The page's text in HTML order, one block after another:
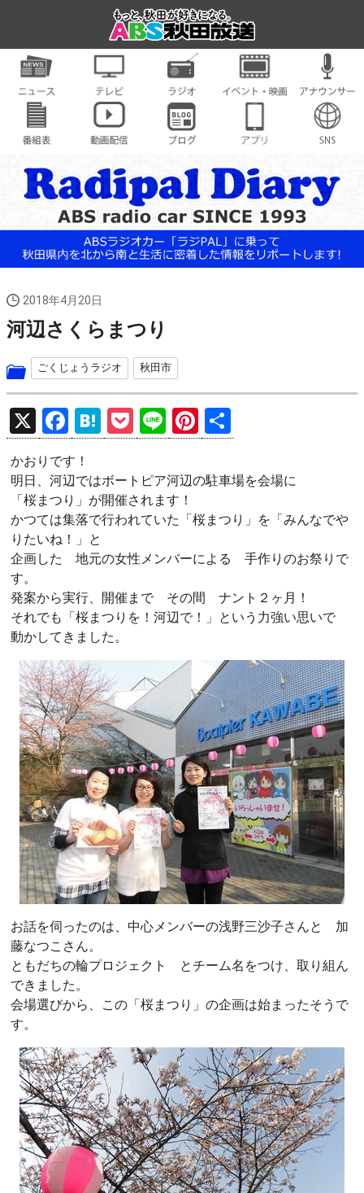
2018年4月20日
河辺さくらまつり
ごくじょうラジオ 秋田市
X
F
a
ce
b
o
o
H
at
e
n
a
P
o
ck
et
Li
n
e
Pi
nt
er
t
有
かおりです！
明日、河辺ではボートピア河辺の駐車場を会場に
「桜まつり」が開催されます！
かつては集落で行われていた「桜まつり」を「みんなでや
りたいね！」と
企画した 地元の女性メンバーによる 手作りのお祭りで
す。
発案から実行、開催まで その間 ナント２ヶ月！
それでも「桜まつりを！河辺で！」という力強い思いで
動かしてきました。
お話を伺ったのは、中心メンバーの浅野三沙子さんと 加
藤なつこさん。
ともだちの輪プロジェクト とチーム名をつけ、取り組ん
できました。
会場選びから、この「桜まつり」の企画は始まったそうで
す。